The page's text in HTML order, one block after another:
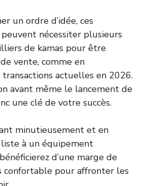
un ordre d’idée, ces
nécessiter plusieurs
de kamas pour être
vente, comme en
actuelles en 2026.
avant même le lancement de
une clé de votre succès.
minutieusement et en
à un équipement
d’une marge de
pour affronter les